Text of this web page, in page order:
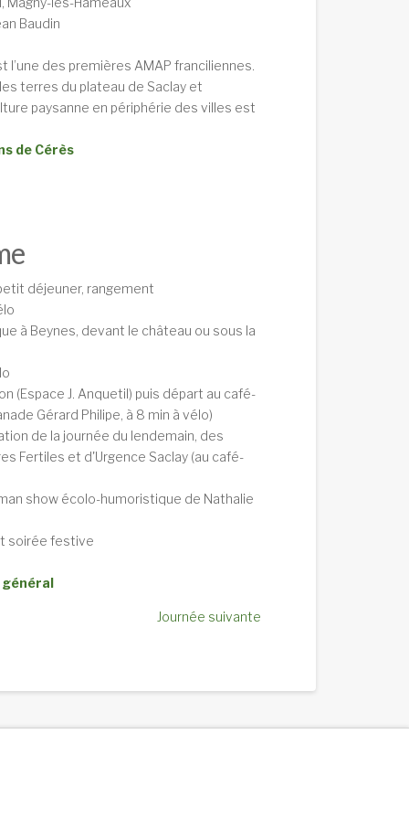
Baudin
l’une des premières AMAP franciliennes.
terres du plateau de Saclay et
paysanne en périphérie des villes est
de Cérès
déjeuner, rangement
à Beynes, devant le château ou sous la
(Espace J. Anquetil) puis départ au café-
Gérard Philipe, à 8 min à vélo)
de la journée du lendemain, des
Fertiles et d'Urgence Saclay (au café-
show écolo-humoristique de Nathalie
soirée festive
Journée suivante